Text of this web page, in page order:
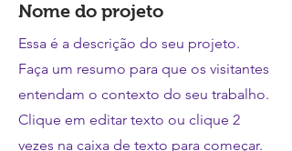
Nome do projeto
Essa é a descrição do seu projeto.
Faça um resumo para que os visitantes
entendam o contexto do seu trabalho.
Clique em editar texto ou clique 2
vezes na caixa de texto para começar.